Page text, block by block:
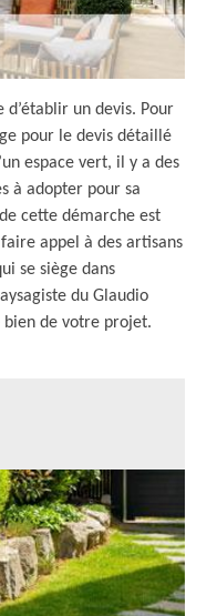
un devis. Pour
pour le devis détaillé
espace vert, il y a des
à adopter pour sa
cette démarche est
appel à des artisans
se siège dans
du Glaudio
bien de votre projet.